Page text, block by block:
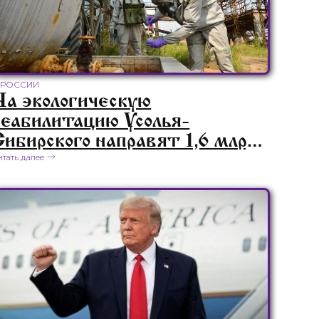
экологическую
Усолья-
направят 1,6 млрд
в 2024 году
далее